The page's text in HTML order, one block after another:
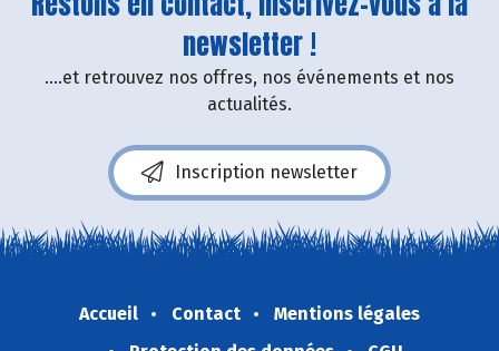
newsletter !
....et retrouvez nos offres, nos événements et nos
actualités.
Inscription newsletter
Accueil Contact
Mentions légales